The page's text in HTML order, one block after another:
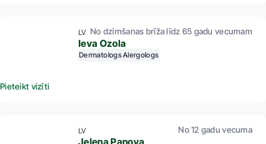
LV No dzimšanas brīža līdz 65 gadu vecumam
Ieva Ozola
DermatologsAlergologs
Pieteikt vizīti
LV No 12 gadu vecuma
Jeļena Panova